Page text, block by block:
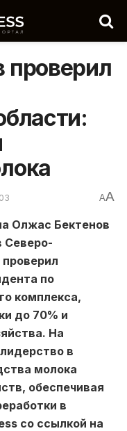
проверил
AA
Олжас Бектенов
Северо-
по
комплекса,
до 70% и
На
в
молока
обеспечивая
в
со ссылкой на